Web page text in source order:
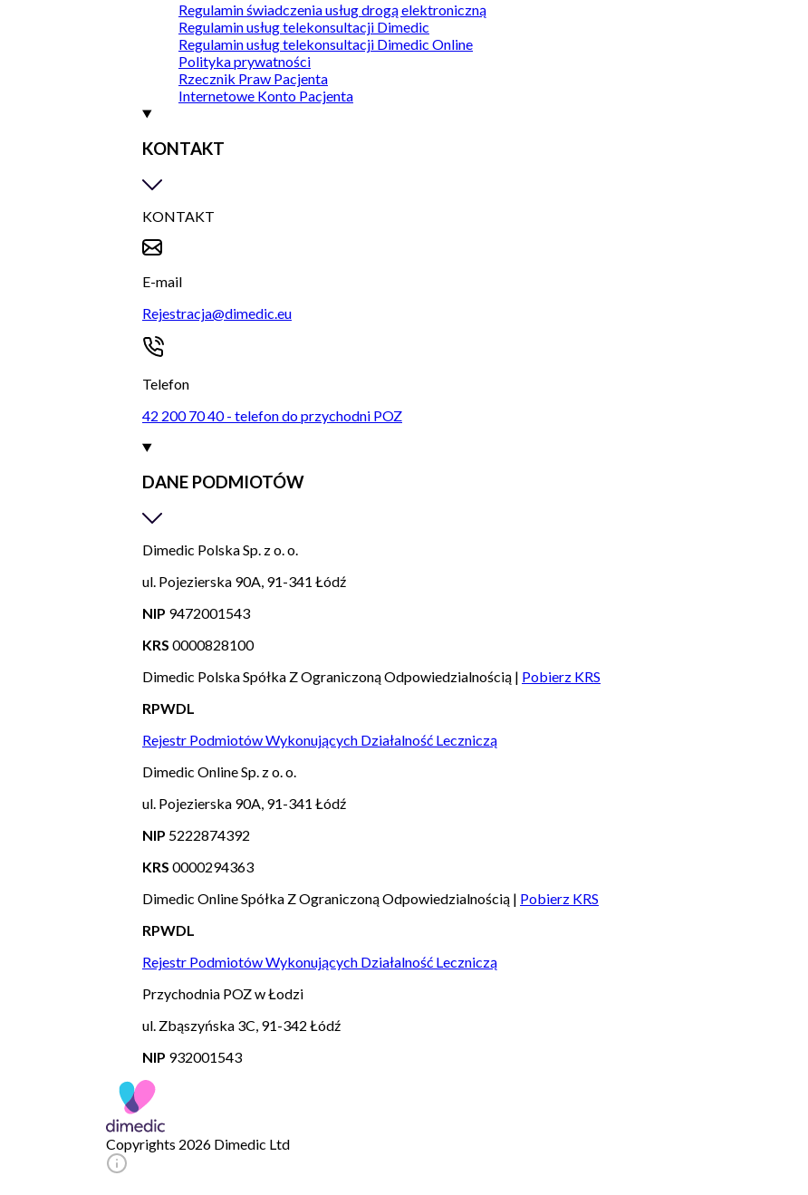
Regulamin świadczenia usług drogą elektroniczną
Regulamin usług telekonsultacji Dimedic
Regulamin usług telekonsultacji Dimedic Online
Polityka prywatności
Rzecznik Praw Pacjenta
Internetowe Konto Pacjenta
KONTAKT
KONTAKT
E-mail
Rejestracja@dimedic.eu
Telefon
42 200 70 40 - telefon do przychodni POZ
DANE PODMIOTÓW
Dimedic Polska Sp. z o. o.
ul. Pojezierska 90A, 91-341 Łódź
NIP 9472001543
KRS 0000828100
Dimedic Polska Spółka Z Ograniczoną Odpowiedzialnością | Pobierz KRS
RPWDL
Rejestr Podmiotów Wykonujących Działalność Leczniczą
Dimedic Online Sp. z o. o.
ul. Pojezierska 90A, 91-341 Łódź
NIP 5222874392
KRS 0000294363
Dimedic Online Spółka Z Ograniczoną Odpowiedzialnością | Pobierz KRS
RPWDL
Rejestr Podmiotów Wykonujących Działalność Leczniczą
Przychodnia POZ w Łodzi
ul. Zbąszyńska 3C, 91-342 Łódź
NIP 932001543
Copyrights 2026 Dimedic Ltd